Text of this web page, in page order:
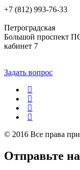
+7 (812) 993-76-33
Петроградская
Большой проспект
кабинет 7
Задать вопрос
© 2016 Все права
Отправьте